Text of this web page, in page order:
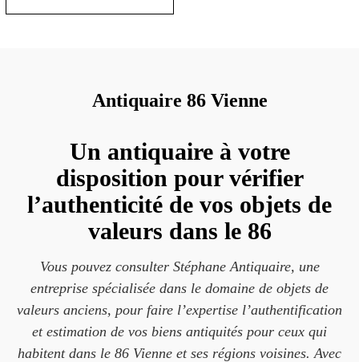
Antiquaire 86 Vienne
Un antiquaire à votre
disposition pour vérifier
l’authenticité de vos objets de
valeurs dans le 86
Vous pouvez consulter Stéphane Antiquaire, une
entreprise spécialisée dans le domaine de objets de
valeurs anciens, pour faire l’expertise l’authentification
et estimation de vos biens antiquités pour ceux qui
habitent dans le 86 Vienne et ses régions voisines. Avec